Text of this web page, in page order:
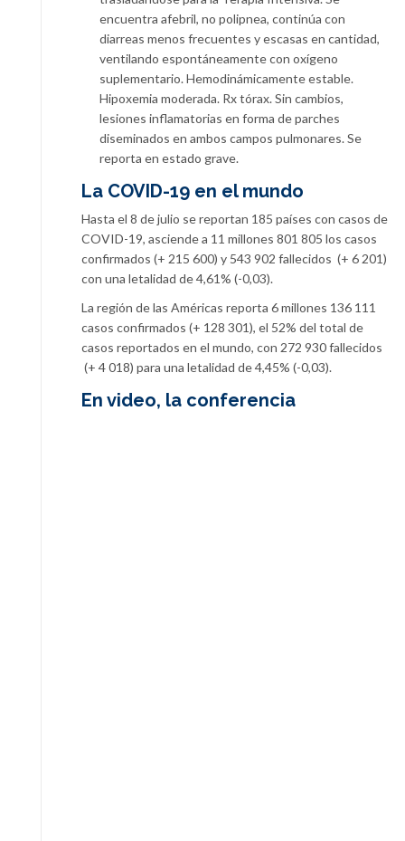
encuentra afebril, no polipnea, continúa con
diarreas menos frecuentes y escasas en cantidad,
ventilando espontáneamente con oxígeno
suplementario. Hemodinámicamente estable.
Hipoxemia moderada. Rx tórax. Sin cambios,
lesiones inflamatorias en forma de parches
diseminados en ambos campos pulmonares. Se
reporta en estado grave.
La COVID-19 en el mundo
Hasta el 8 de julio se reportan 185 países con casos de
COVID-19, asciende a 11 millones 801 805 los casos
confirmados (+ 215 600) y 543 902 fallecidos (+ 6 201)
con una letalidad de 4,61% (-0,03).
La región de las Américas reporta 6 millones 136 111
casos confirmados (+ 128 301), el 52% del total de
casos reportados en el mundo, con 272 930 fallecidos
(+ 4 018) para una letalidad de 4,45% (-0,03).
En video, la conferencia